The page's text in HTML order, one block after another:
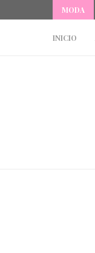
MODA
INICIO